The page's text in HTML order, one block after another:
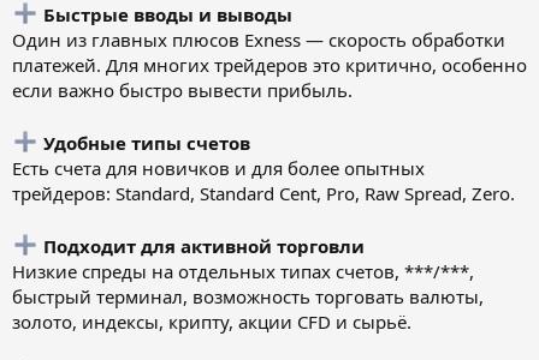
Быстрые вводы и выводы
Один из главных плюсов Exness — скорость обработки
платежей. Для многих трейдеров это критично, особенно
если важно быстро вывести прибыль.
Удобные типы счетов
Есть счета для новичков и для более опытных
трейдеров: Standard, Standard Cent, Pro, Raw Spread, Zero.
Подходит для активной торговли
Низкие спреды на отдельных типах счетов, ***/***,
быстрый терминал, возможность торговать валюты,
золото, индексы, крипту, акции CFD и сырьё.